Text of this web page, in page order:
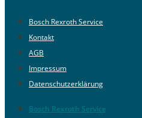
Bosch Rexroth Service
Kontakt
AGB
Impressum
Datenschutzerklärung
Bosch Rexroth Service